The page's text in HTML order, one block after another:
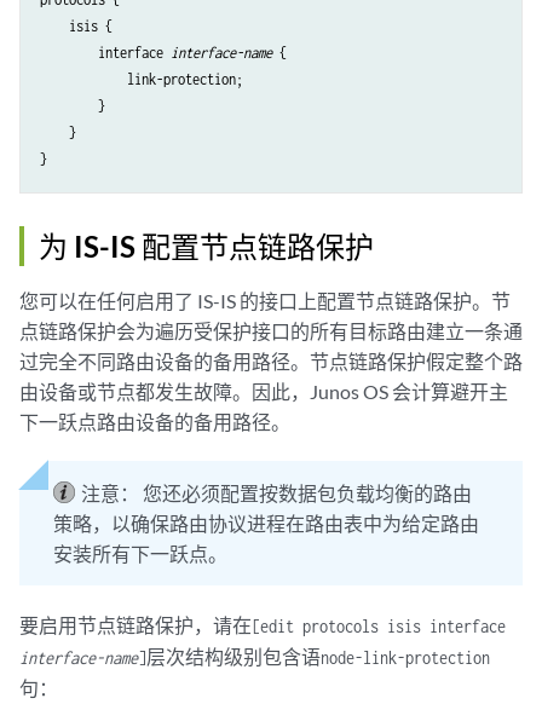
    isis {
        interface
interface-name {
            link-protection;
        }
    }
为 IS-IS 配置节点链路保护
您可以在任何启用了 IS-IS 的接口上配置节点链路保护。节
点链路保护会为遍历受保护接口的所有目标路由建立一条通
过完全不同路由设备的备用路径。节点链路保护假定整个路
由设备或节点都发生故障。因此，Junos OS 会计算避开主
下一跃点路由设备的备用路径。
注意：
您还必须配置按数据包负载均衡的路由
策略，以确保路由协议进程在路由表中为给定路由
安装所有下一跃点。
要启用节点链路保护，请在[edit protocols isis interface
interface-name]层次结构级别包含语node-link-protection
句：